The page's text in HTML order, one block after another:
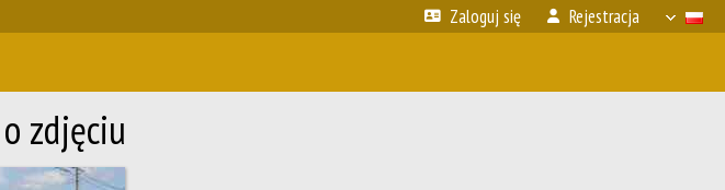
Zaloguj się Rejestracja
zdjęciu